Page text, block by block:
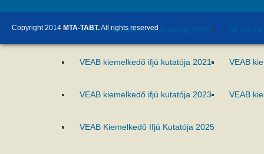
VEAB kiemelkedő ifjú kutatója 2019 VEAB
VEAB kiemelkedő ifjú kutatója 2021 VEAB
VEAB kiemelkedő ifjú kutatója 2023 VEAB
VEAB Kiemelkedő Ifjú Kutatója 2025
Copyright 2014MTA-TABT.All rights reserved